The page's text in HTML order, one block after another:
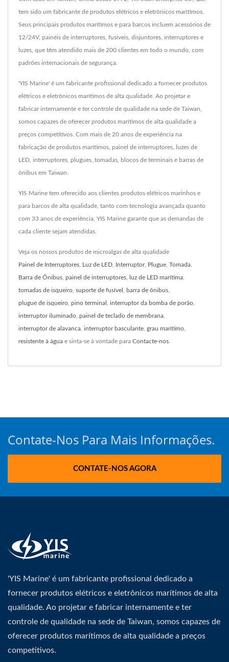
tem sido um fabricante de produtos elétricos e eletrônicos marítimos.
Seus principais produtos marítimos e para barcos incluem acessórios de
12/24V, painéis de interruptores, fusíveis, disjuntores, interruptores e
luzes, que têm atendido mais de 200 clientes em todo o mundo, com
padrões internacionais de segurança.
'YIS Marine' é um fabricante profissional dedicado a fornecer produtos
elétricos e eletrônicos marítimos de alta qualidade. Ao projetar e
fabricar internamente e ter controle de qualidade na sede de Taiwan,
somos capazes de oferecer produtos marítimos de alta qualidade a
preços competitivos. Com mais de 20 anos de experiência na
fabricação de produtos marítimos, painel de interruptores, luzes de
LED, interruptores, plugues, tomadas, blocos de terminais e barras de
ônibus em Taiwan.
YIS Marine tem oferecido aos clientes produtos elétricos marinhos e
para barcos de alta qualidade, tanto com tecnologia avançada quanto
com 33 anos de experiência, YIS Marine garante que as demandas de
cada cliente sejam atendidas.
Veja os nossos produtos de microalgas de alta qualidade
Painel de Interruptores Luz de LED Interruptor, Plugue Tomada
Barra de Ônibus painel de interruptores luz de LED marítima
tomadas de isqueiro suporte de fusível barra de ônibus
plugue de isqueiro pino terminal interruptor da bomba de porão
interruptor iluminado painel de teclado de membrana
interruptor de alavanca interruptor basculante grau marítimo
resistente à água e sinta-se à vontade para Contacte-nos
Contate-Nos Para Mais Informações.
CONTATE-NOS AGORA
'YIS Marine' é um fabricante profissional dedicado a
fornecer produtos elétricos e eletrônicos marítimos de alta
qualidade. Ao projetar e fabricar internamente e ter
controle de qualidade na sede de Taiwan, somos capazes de
oferecer produtos marítimos de alta qualidade a preços
competitivos.